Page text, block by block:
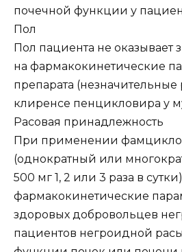
почечной функции у
Пол
Пол пациента не оказывает
на фармакокинетические
препарата (незначительные
клиренсе пенцикловира у
Расовая принадлежность
При применении
(однократный или
500 мг 1, 2 или 3 раза в сутки)
фармакокинетические
здоровых добровольцев
пациентов негроидной